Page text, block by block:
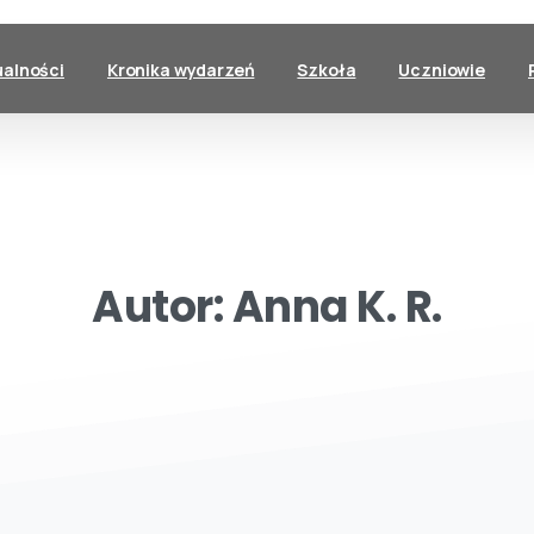
Kronika wydarzeń Szkoła Uczniowie
Autor:AnnaK.R.